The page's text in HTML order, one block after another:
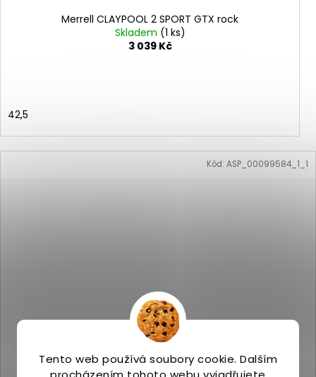
Tento web používá soubory cookie. Dalším
Merrell CLAYPOOL 2 SPORT GTX rock
Skladem (1 ks)
3 039 Kč
42,5
Kód: ASP_00099584_1_1